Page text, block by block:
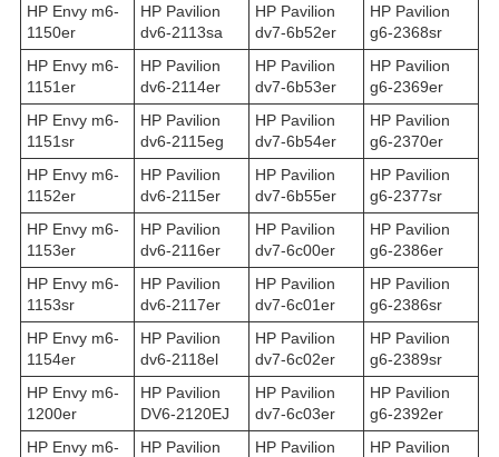
HP Envy m6-
1150er
HP Pavilion
dv6-2113sa
HP Pavilion
dv7-6b52er
HP Pavilion
g6-2368sr
HP Envy m6-
1151er
HP Pavilion
dv6-2114er
HP Pavilion
dv7-6b53er
HP Pavilion
g6-2369er
HP Envy m6-
1151sr
HP Pavilion
dv6-2115eg
HP Pavilion
dv7-6b54er
HP Pavilion
g6-2370er
HP Envy m6-
1152er
HP Pavilion
dv6-2115er
HP Pavilion
dv7-6b55er
HP Pavilion
g6-2377sr
HP Envy m6-
1153er
HP Pavilion
dv6-2116er
HP Pavilion
dv7-6c00er
HP Pavilion
g6-2386er
HP Envy m6-
1153sr
HP Pavilion
dv6-2117er
HP Pavilion
dv7-6c01er
HP Pavilion
g6-2386sr
HP Envy m6-
1154er
HP Pavilion
dv6-2118el
HP Pavilion
dv7-6c02er
HP Pavilion
g6-2389sr
HP Envy m6-
1200er
HP Pavilion
DV6-2120EJ
HP Pavilion
dv7-6c03er
HP Pavilion
g6-2392er
HP Envy m6-
HP Pavilion
HP Pavilion
HP Pavilion